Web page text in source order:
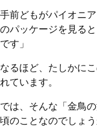
手前どもがパイオニ
のパッケージを見る
です」
なるほど、たしかに
れています。
では、そんな「金鳥
頃のことなのでしょう